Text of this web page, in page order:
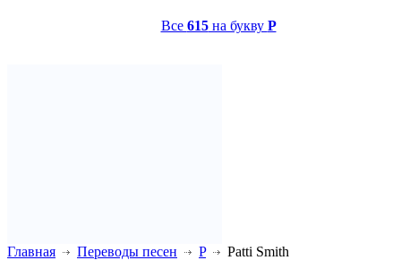
Все 615на букву P
Главная Переводы песен P
Patti Smith